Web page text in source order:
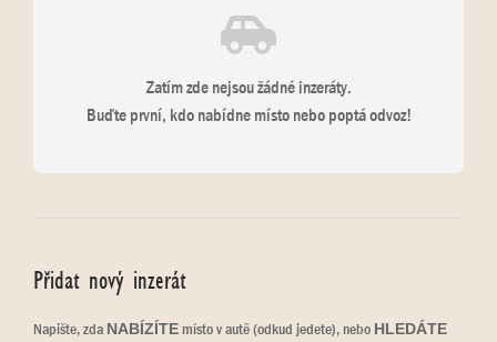
Zatím zde nejsou žádné inzeráty.
Buďte první, kdo nabídne místo nebo poptá odvoz!
Přidat nový inzerát
Napište, zda NABÍZÍTEmísto v autě (odkud jedete), nebo HLEDÁTE